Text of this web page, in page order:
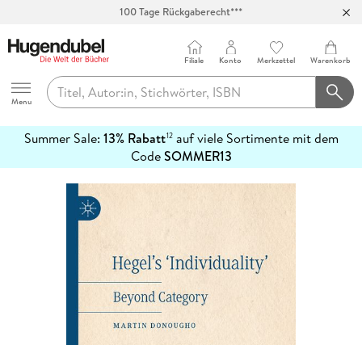
100 Tage Rückgaberecht***
Hugendubel
Menu
Filiale Konto Merkzettel Warenkorb
Summer Sale: 13% Rabatt12auf viele Sortimente mit dem
CodeSOMMER13
erfahren